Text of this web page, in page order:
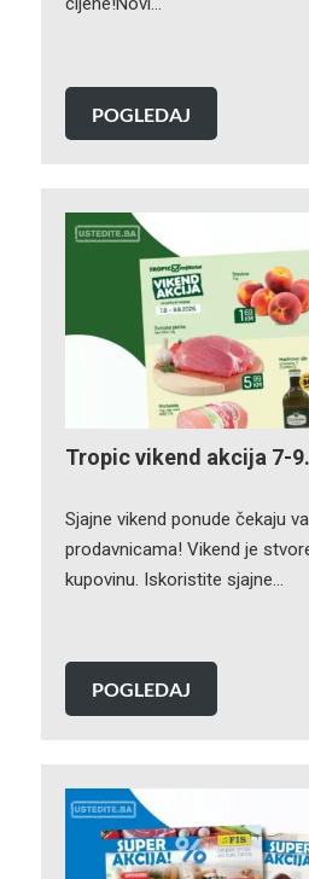
POGLEDAJ
Tropic vikend akcija 7-
Sjajne vikend ponude čekaju
prodavnicama! Vikend je
kupovinu. Iskoristite sjajne…
POGLEDAJ